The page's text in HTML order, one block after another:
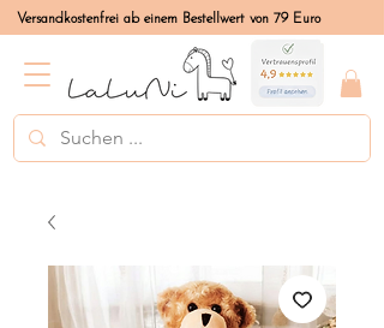
Versandkostenfrei ab einem Bestellwert von 79 Euro